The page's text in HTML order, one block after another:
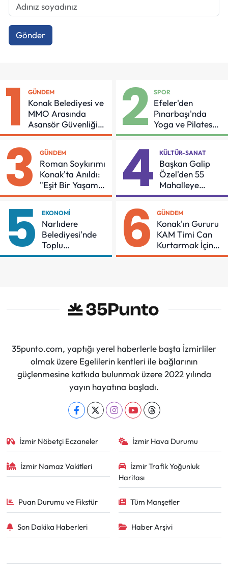
Gönder
1 GÜNDEM
Konak Belediyesi ve
MMO Arasında
Asansör Güvenliği
İçin Önemli Protokol
2 SPOR
Efeler'den
Pınarbaşı'nda
Yoga ve Pilates
Buluşması
3 GÜNDEM
Roman Soykırımı
Konak'ta Anıldı:
"Eşit Bir Yaşam
İçin Mücadeleyi
4 KÜLTÜR-SANAT
Başkan Galip
Özel'den 55
Mahalleye
Çocuk Şenliği
5 EKONOMI
Narlıdere
Belediyesi'nde
Toplu
Sözleşmeye
6 GÜNDEM
Konak'ın Gururu
KAM Timi Can
Kurtarmak İçin
Demir Aldı
35punto.com, yaptığı yerel haberlerle başta İzmirliler
olmak üzere Egelilerin kentleri ile bağlarının
güçlenmesine katkıda bulunmak üzere 2022 yılında
yayın hayatına başladı.
İzmir Nöbetçi Eczaneler İzmir Hava Durumu
İzmir Namaz Vakitleri
İzmir Trafik Yoğunluk
Haritası
Puan Durumu ve Fikstür Tüm Manşetler
Son Dakika Haberleri Haber Arşivi